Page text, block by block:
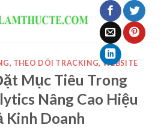
, THEO DÕI TRACKING,WEBSITE
Mục Tiêu Trong
Nâng Cao Hiệu
Kinh Doanh